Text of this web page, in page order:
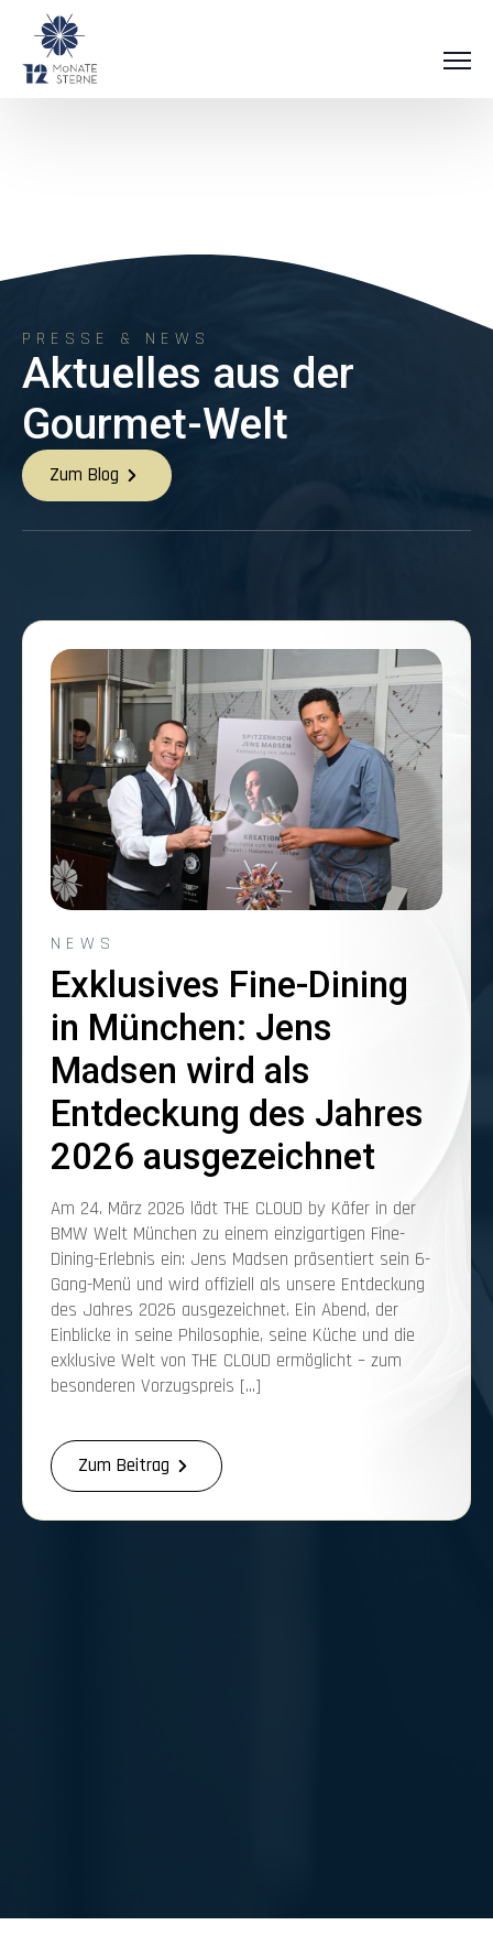
PRESSE & NEWS
Aktuelles aus der
Gourmet-Welt
Zum Blog
NEWS
Exklusives Fine-Dining
in München: Jens
Madsen wird als
Entdeckung des Jahres
2026 ausgezeichnet
Am 24. März 2026 lädt THE CLOUD by Käfer in der
BMW Welt München zu einem einzigartigen Fine-
Dining-Erlebnis ein: Jens Madsen präsentiert sein 6-
Gang-Menü und wird offiziell als unsere Entdeckung
des Jahres 2026 ausgezeichnet. Ein Abend, der
Einblicke in seine Philosophie, seine Küche und die
exklusive Welt von THE CLOUD ermöglicht – zum
besonderen Vorzugspreis […]
Zum Beitrag